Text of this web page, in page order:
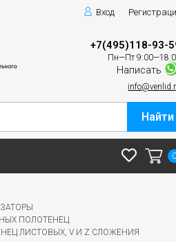
Вход
+7(495)118-93-
Пн—Пт
Написать
Найти
ПОЛОТЕНЕЦ
ЛИСТОВЫХ, V И Z СЛОЖЕНИЯ